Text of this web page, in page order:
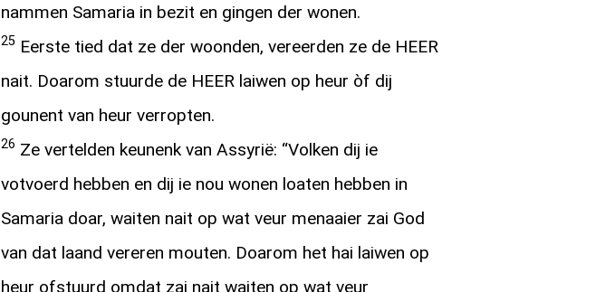
nammen Samaria in bezit en gingen der wonen.
25 Eerste tied dat ze der woonden, vereerden ze de HEER
nait. Doarom stuurde de HEER laiwen op heur òf dij
gounent van heur verropten.
26 Ze vertelden keunenk van Assyrië: “Volken dij ie
votvoerd hebben en dij ie nou wonen loaten hebben in
Samaria doar, waiten nait op wat veur menaaier zai God
van dat laand vereren mouten. Doarom het hai laiwen op
heur ofstuurd omdat zai nait waiten op wat veur